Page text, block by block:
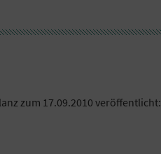
zum 17.09.2010 veröffentlicht: